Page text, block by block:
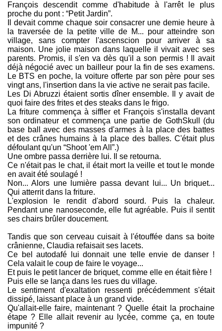
François descendit comme d'habitude à l'arrêt le plus
proche du pont : “Petit Jardin”.
Il devait comme chaque soir consacrer une demie heure à
la traversée de la petite ville de M... pour atteindre son
village, sans compter l'ascenscion pour arriver à sa
maison. Une jolie maison dans laquelle il vivait avec ses
parents. Promis, il s'en va dès qu'il a son permis ! Il avait
déjà négocié avec un bailleur pour la fin de ses examens.
Le BTS en poche, la voiture offerte par son père pour ses
vingt ans, l'insertion dans la vie active ne serait pas facile.
Les Di Abruzzi étaient sortis dîner ensemble. Il y avait de
quoi faire des frites et des steaks dans le frigo.
La friture commença à siffler et François s'installa devant
son ordinateur et commença une partie de GothSkull (du
base ball avec des masses d'armes à la place des battes
et des crânes humains à la place des balles. C'était plus
défoulant qu'un “Shoot 'em All”.)
Une ombre passa derrière lui. Il se retourna.
Ce n'était pas le chat, il était mort la veille et tout le monde
en avait été soulagé !
Non... Alors une lumière passa devant lui... Un briquet...
Qui atterrit dans la friture.
L'explosion le rendit d'abord sourd. Puis la chaleur.
Pendant une nanoseconde, elle fut agréable. Puis il sentit
ses chairs brûler doucement.
Tandis que son cerveau cuisait à l'étouffée dans sa boite
crânienne, Claudia refaisait ses lacets.
Ce bel autodafé lui donnait une telle envie de danser !
Cela valait le coup de faire le voyage...
Et puis le petit lancer de briquet, comme elle en était fière !
Puis elle se lança dans les rues du village.
Le sentiment d'exaltation ressenti précédemment s'était
dissipé, laissant place à un grand vide.
Qu'allait-elle faire, maintenant ? Quelle était la prochaine
étape ? Elle allait revenir au lycée, comme ça, en toute
impunité ?